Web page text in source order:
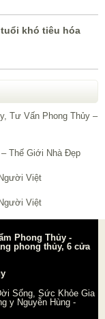
khó tiêu hóa
Phong Thủy -
phong thủy, 6 cửa
Sống, Sức Khỏe Gia
y Nguyễn Hùng-